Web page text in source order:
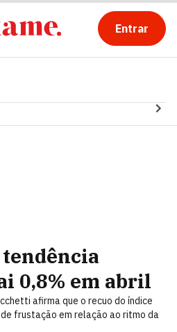
Entrar
0,8% em abril
afirma que o recuo do índice
frustação em relação ao ritmo da